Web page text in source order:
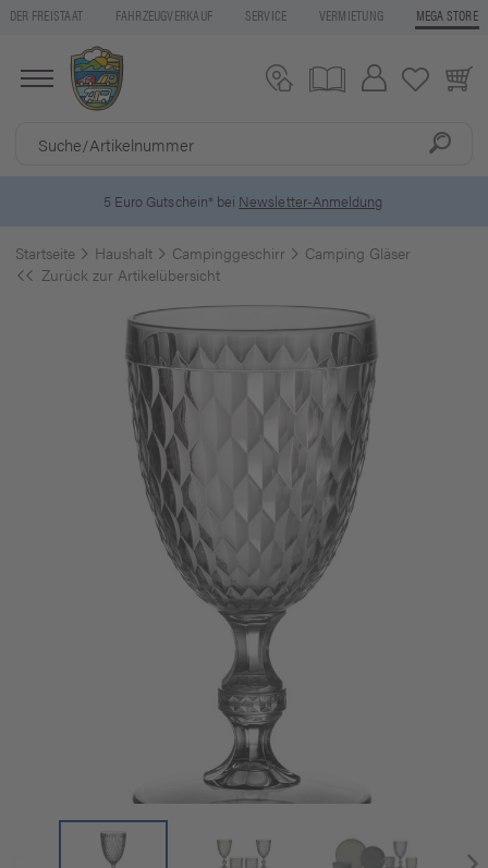
DER FREISTAAT FAHRZEUGVERKAUF SERVICE VERMIETUNG MEGA STORE
5 Euro Gutschein* bei Newsletter-Anmeldung
Startseite Haushalt Campinggeschirr
Camping Gläser
Zurück zur Artikelübersicht